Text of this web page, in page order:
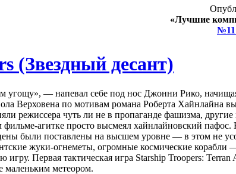
«Лучшие
№11
(Звездный десант)
угощу», — напевал себе под нос Джонни Рико,
Верховена по мотивам романа Роберта Хайнлайна
режиссера чуть ли не в пропаганде фашизма, другие
фильме-агитке просто высмеял хайнлайновский
были поставлены на высшем уровне — в этом не
жуки-огнеметы, огромные космические корабли
Первая тактическая игра Starship Troopers: Terran
маленьким метеором.